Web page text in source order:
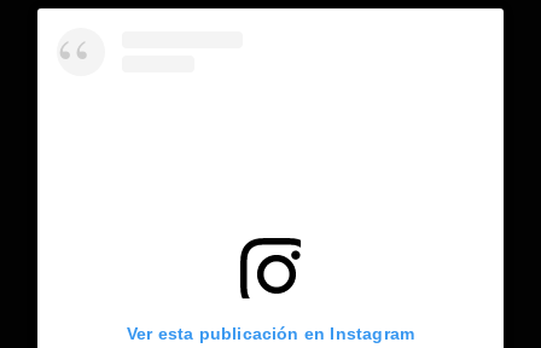
Ver esta publicación en Instagram